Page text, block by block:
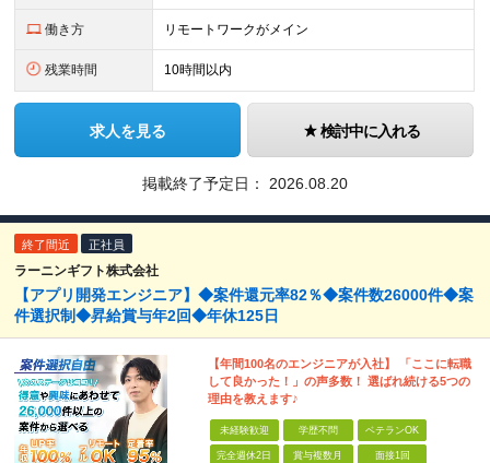
働き方 リモートワークがメイン
残業時間 10時間以内
求人を見る 検討中に入れる
掲載終了予定日： 2026.08.20
終了間近 正社員
ラーニンギフト株式会社
【アプリ開発エンジニア】◆案件還元率82％◆案件数26000件◆案
件選択制◆昇給賞与年2回◆年休125日
【年間100名のエンジニアが入社】 「ここに転職
して良かった！」の声多数！ 選ばれ続ける5つの
理由を教えます♪
未経験歓迎 学歴不問 ベテランOK
完全週休2日 賞与複数月 面接1回